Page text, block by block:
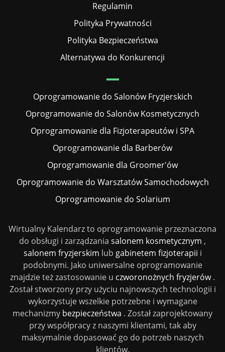
Regulamin
Polityka Prywatności
Polityka Bezpieczeństwa
Alternatywa do Konkurencji
Oprogramowanie do Salonów Fryzjerskich
Oprogramowanie do Salonów Kosmetycznych
Oprogramowanie dla Fizjoterapeutów i SPA
Oprogramowanie dla Barberów
Oprogramowanie dla Groomer'ów
Oprogramowanie do Warsztatów Samochodowych
Oprogramowanie do Solarium
Wirtualny Kalendarz to oprogramowanie przeznaczona
do obsługi i zarządzania salonem kosmetycznym ,
salonem fryzjerskim lub gabinetem fizjoterapii i
podobnymi. Jako uniwersalne oprogramowanie
znajdzie też zastosowanie u czworonożnych fryzjerów.
Został stworzony przy użyciu najnowszych technologii i
wykorzystuje wszelkie potrzebne i wymagane
mechanizmy bezpieczeństwa . Został zaprojektowany
przy współpracy z naszymi klientami, tak aby
maksymalnie dopasować go do potrzeb naszych
klientów.